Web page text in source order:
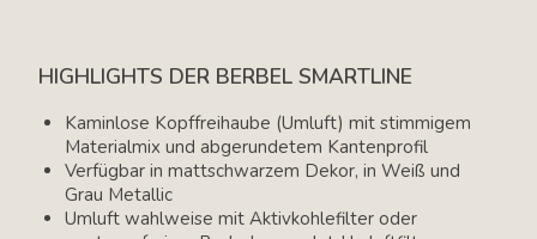
HIGHLIGHTS DER BERBEL SMARTLINE
Kaminlose Kopffreihaube (Umluft) mit stimmigem
Materialmix und abgerundetem Kantenprofil
Verfügbar in mattschwarzem Dekor, in Weiß und
Grau Metallic
Umluft wahlweise mit Aktivkohlefilter oder